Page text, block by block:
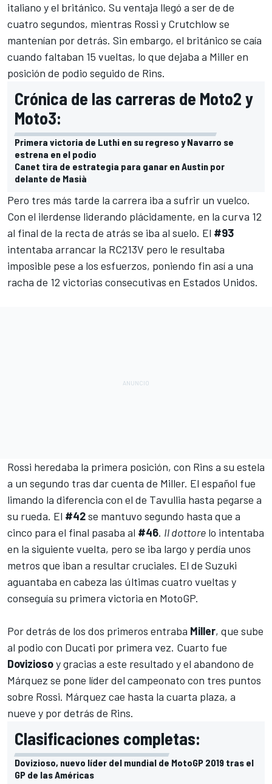
italiano y el británico. Su ventaja llegó a ser de de
cuatro segundos, mientras Rossi y Crutchlow se
mantenían por detrás. Sin embargo, el británico se caía
cuando faltaban 15 vueltas, lo que dejaba a Miller en
posición de podio seguido de Rins.
Crónica de las carreras de Moto2 y
Moto3:
Primera victoria de Luthi en su regreso y Navarro se
estrena en el podio
Canet tira de estrategia para ganar en Austin por
delante de Masià
Pero tres más tarde la carrera iba a sufrir un vuelco.
Con el ilerdense liderando plácidamente, en la curva 12
al final de la recta de atrás se iba al suelo. El #93
intentaba arrancar la RC213V pero le resultaba
imposible pese a los esfuerzos, poniendo fin así a una
racha de 12 victorias consecutivas en Estados Unidos.
Rossi heredaba la primera posición, con Rins a su estela
a un segundo tras dar cuenta de Miller. El español fue
limando la diferencia con el de Tavullia hasta pegarse a
su rueda. El #42se mantuvo segundo hasta que a
cinco para el final pasaba al #46. Il dottore lo intentaba
en la siguiente vuelta, pero se iba largo y perdía unos
metros que iban a resultar cruciales. El de Suzuki
aguantaba en cabeza las últimas cuatro vueltas y
conseguía su primera victoria en MotoGP.
Por detrás de los dos primeros entraba Miller, que sube
al podio con Ducati por primera vez. Cuarto fue
Doviziosoy gracias a este resultado y el abandono de
Márquez se pone líder del campeonato con tres puntos
sobre Rossi. Márquez cae hasta la cuarta plaza, a
nueve y por detrás de Rins.
Clasificaciones completas:
Dovizioso, nuevo líder del mundial de MotoGP 2019 tras el
GP de las Américas